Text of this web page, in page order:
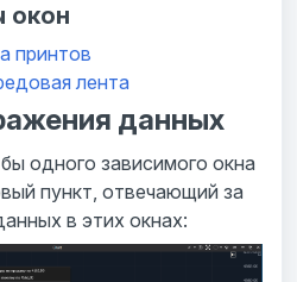
окон
принтов
лента
данных
одного зависимого окна
пункт, отвечающий за
в этих окнах: